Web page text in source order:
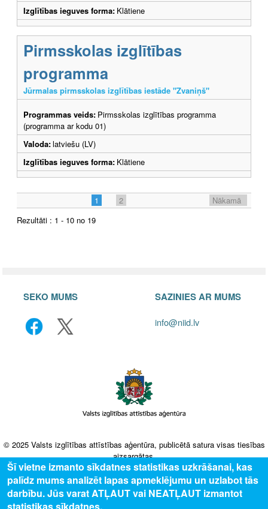
Izglītības ieguves forma: Klātiene
Pirmsskolas izglītības
programma
Jūrmalas pirmsskolas izglītības iestāde "Zvaniņš"
Programmas veids: Pirmsskolas izglītības programma
(programma ar kodu 01)
Valoda:latviešu (LV)
Izglītības ieguves forma: Klātiene
1 2
Nākamā
Rezultāti : 1 - 10 no 19
SEKO MUMS SAZINIES AR MUMS
info@niid.lv
© 2025 Valsts izglītības attīstības aģentūra, publicētā satura visas tiesības
aizsargātas.
Šī vietne izmanto sīkdatnes statistikas uzkrāšanai, kas
palīdz mums analizēt lapas apmeklējumu un uzlabot tās
darbību. Jūs varat ATĻAUT vai NEATĻAUT izmantot